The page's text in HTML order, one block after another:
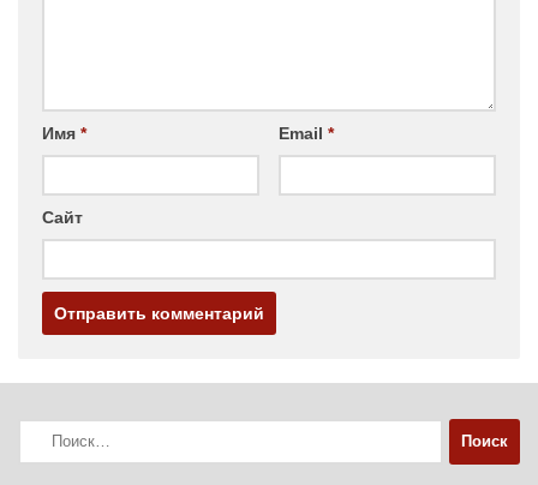
Имя * Email *
Сайт
Найти: